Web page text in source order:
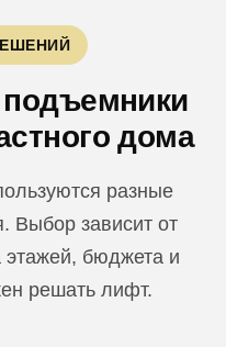
дома
разные
Выбор зависит от
бюджета и
решать лифт.